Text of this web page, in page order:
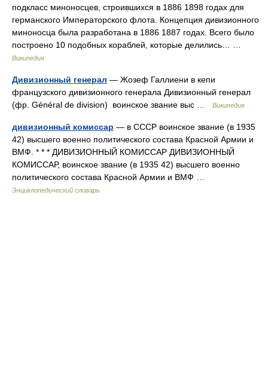
подкласс миноносцев, строившихся в 1886 1898 годах для
германского Императорского флота. Концепция дивизионного
миноносца была разработана в 1886 1887 годах. Всего было
построено 10 подобных кораблей, которые делились… …
Википедия
Дивизионный генерал — Жозеф Галлиени в кепи
французского дивизионного генерала Дивизионный генерал
(фр. Général de division) воинское звание выс …
Википедия
дивизионный комиссар — в СССР воинское звание (в 1935
42) высшего военно политического состава Красной Армии и
ВМФ. * * * ДИВИЗИОННЫЙ КОМИССАР ДИВИЗИОННЫЙ
КОМИССАР, воинское звание (в 1935 42) высшего военно
политического состава Красной Армии и ВМФ …
Энциклопедический словарь